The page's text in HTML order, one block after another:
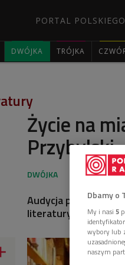
PORTAL
DWÓJKA TRÓJKA
Życie na
Przybylski
Audycja poświęcona
literatury polskiej,
Dbamy o
My i nasi 5
wybory lub
naszym